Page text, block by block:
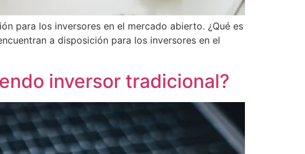
para los inversores en el mercado abierto. ¿Qué es
a disposición para los inversores en el
inversor tradicional?